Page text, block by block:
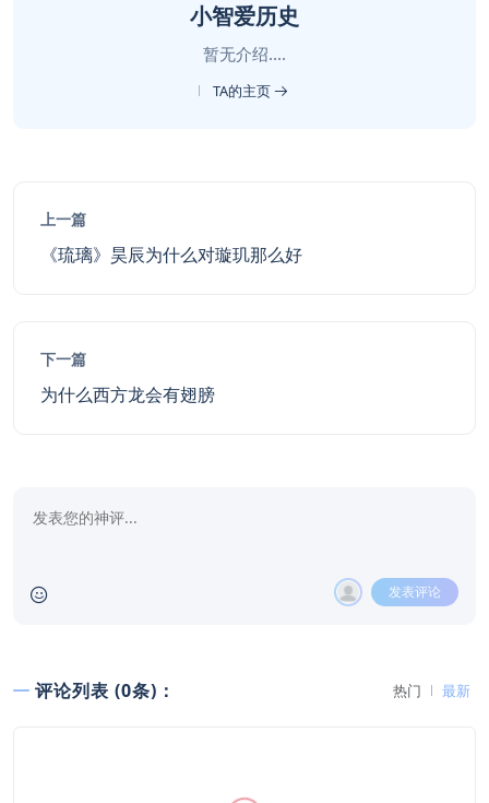
小智爱历史
暂无介绍....
TA的主页
上一篇
《琉璃》昊辰为什么对璇玑那么好
下一篇
为什么西方龙会有翅膀
发表评论
评论列表 (0条)： 热门 最新